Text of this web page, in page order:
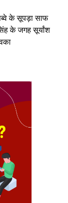
के सूपड़ा साफ
के जगह सूर्यांश